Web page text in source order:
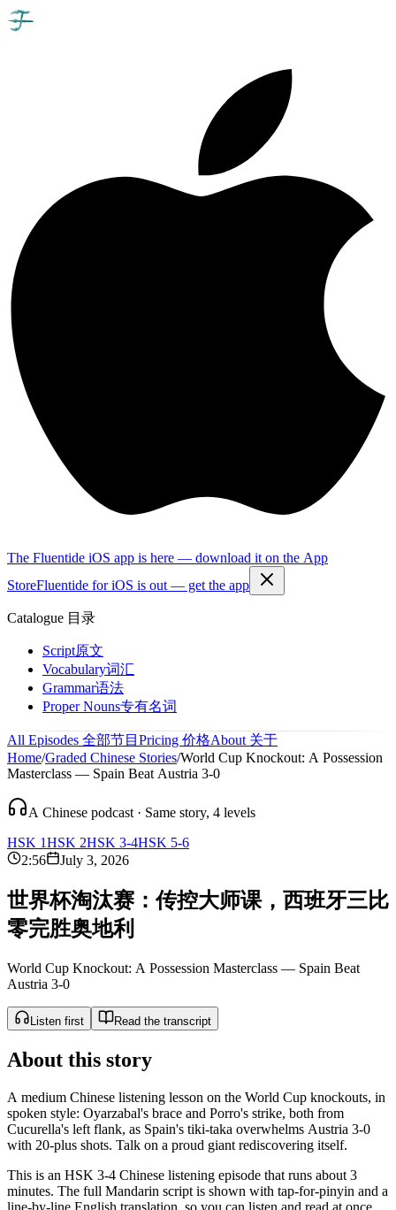
The Fluentide iOS app is here — download it on the App
StoreFluentide for iOS is out — get the app
Catalogue 目录
Script原文
Vocabulary词汇
Grammar语法
Proper Nouns专有名词
All Episodes 全部节目 Pricing 价格About 关于
Home/Graded Chinese Stories/World Cup Knockout: A Possession
Masterclass — Spain Beat Austria 3-0
A Chinese podcast · Same story, 4 levels
HSK 1HSK 2HSK 3-4HSK 5-6
2:56
July 3, 2026
世界杯淘汰赛：传控大师课， 西班牙三比
零完胜奥地利
World Cup Knockout: A Possession Masterclass — Spain Beat
Austria 3-0
Listen first Read the transcript
About this story
A medium Chinese listening lesson on the World Cup knockouts, in
spoken style: Oyarzabal's brace and Porro's strike, both from
Cucurella's left flank, as Spain's tiki-taka overwhelms Austria 3-0
with 20-plus shots. Talk on a proud giant rediscovering itself.
This is an HSK 3-4 Chinese listening episode that runs about 3
minutes. The full Mandarin script is shown with tap-for-pinyin and a
line-by-line English translation, so you can listen and read at once